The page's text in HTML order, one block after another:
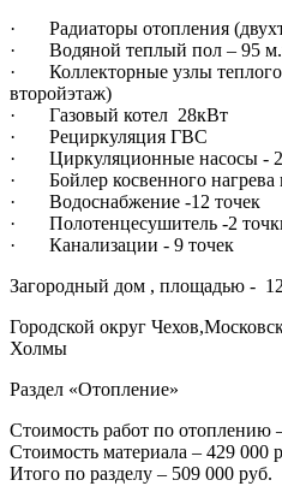
· Радиаторы отопления
· Водяной теплый пол – 95
· Коллекторные узлы
второйэтаж)
· Газовый котел 28кВт
· Рециркуляция ГВС
· Циркуляционные насосы -
· Бойлер косвенного нагрева
· Водоснабжение -12 точек
· Полотенцесушитель -2
· Канализации - 9 точек
Загородный дом , площадью -
Городской округ
Холмы
Раздел «Отопление»
Стоимость работ по отоплению
Стоимость материала – 429 000
Итого по разделу – 509 000 руб.